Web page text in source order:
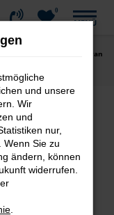
0
MENÜ
VW Golf Sportsvan
und unsere
Wir
und
nur,
Wenn Sie zu
ändern, können
widerrufen.